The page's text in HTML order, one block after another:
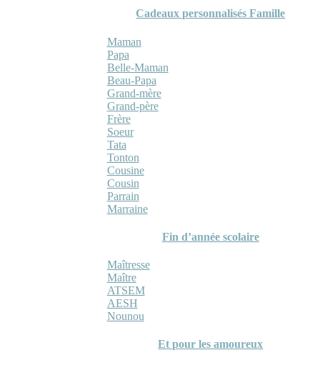
Cadeaux personnalisés Famille
Maman
Papa
Belle-Maman
Beau-Papa
Grand-mère
Grand-père
Frère
Soeur
Tata
Tonton
Cousine
Cousin
Parrain
Marraine
Fin d’année scolaire
Maîtresse
Maître
ATSEM
AESH
Nounou
Et pour les amoureux